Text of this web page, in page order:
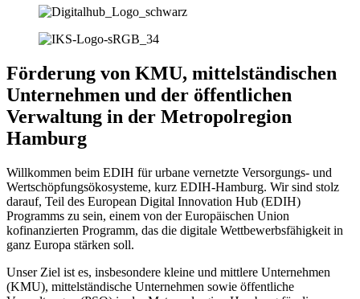
Förderung von KMU, mittelständischen
Unternehmen und der öffentlichen
Verwaltung in der Metropolregion
Hamburg
Willkommen beim EDIH für urbane vernetzte Versorgungs- und
Wertschöpfungsökosysteme, kurz EDIH-Hamburg. Wir sind stolz
darauf, Teil des European Digital Innovation Hub (EDIH)
Programms zu sein, einem von der Europäischen Union
kofinanzierten Programm, das die digitale Wettbewerbsfähigkeit in
ganz Europa stärken soll.
Unser Ziel ist es, insbesondere kleine und mittlere Unternehmen
(KMU), mittelständische Unternehmen sowie öffentliche